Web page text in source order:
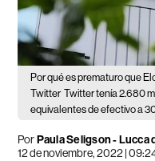
Por qué es prematuro que
Twitter Twitter tenía 2.680
equivalentes de efectivo a
PorPaula Seligson - Lucca
12 de noviembre, 2022 |